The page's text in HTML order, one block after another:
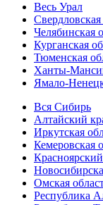
Весь Урал
Свердловская
Челябинская
Курганская
Тюменская
Ханты-
Ямало-
Вся Сибирь
Алтайский
Иркутская
Кемеровская
Омская
Республика